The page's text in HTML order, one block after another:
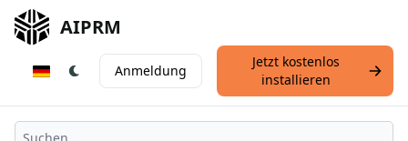
AIPRM
Anmeldung
Jetzt kostenlos
installieren